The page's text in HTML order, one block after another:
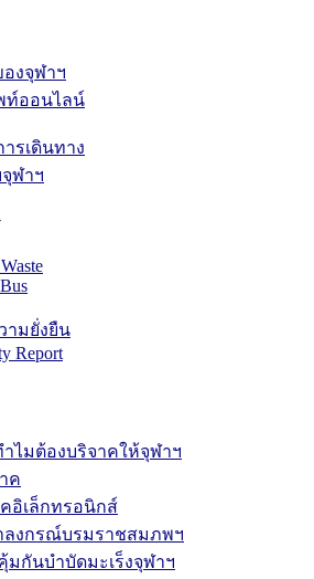
งจุฬาฯ
ท์ออนไลน์
รเดินทาง
ฬาฯ
ามยั่งยืน
Report
ำไมต้องบริจาคให้จุฬาฯ
ค
อิเล็กทรอนิกส์
ลงกรณ์บรมราชสมภพฯ
กันบำบัดมะเร็งจุฬาฯ